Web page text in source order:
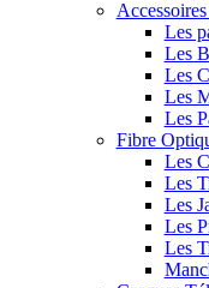
Les
Les
Les
Les
Les
Fibre
Les
Les
Les
Les
Les